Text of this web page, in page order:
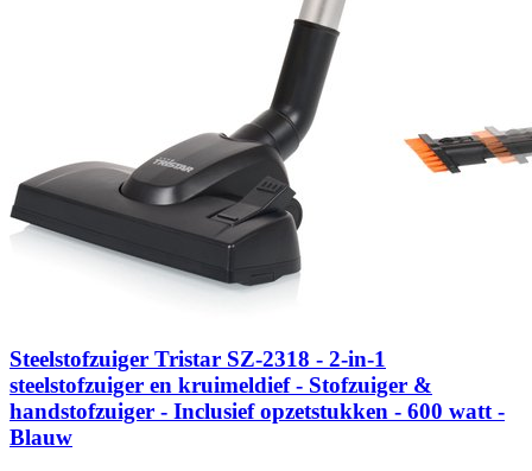
Steelstofzuiger Tristar SZ-2318 - 2-in-1
steelstofzuiger en kruimeldief - Stofzuiger &
handstofzuiger - Inclusief opzetstukken - 600 watt -
Blauw